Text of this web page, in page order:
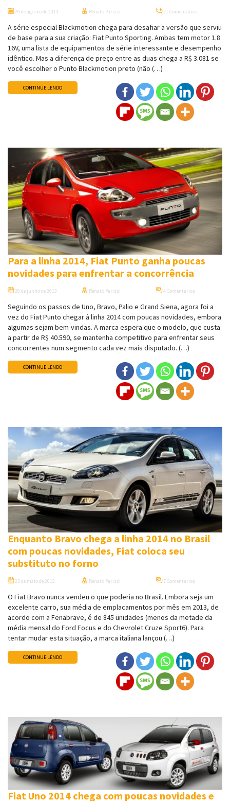
20 de agosto de 2013 Renato Parizzi 21 Comentários
A série especial Blackmotion chega para desafiar a versão que serviu
de base para a sua criação: Fiat Punto Sporting. Ambas tem motor 1.8
16V, uma lista de equipamentos de série interessante e desempenho
idêntico. Mas a diferença de preço entre as duas chega a R$ 3.081 se
você escolher o Punto Blackmotion preto (não (…)
CONTINUE LENDO
Para a linha 2014, Fiat Punto ganha poucas
novidades para enfrentar a concorrência
28 de junho de 2013 Renato Parizzi 4 Comentários
Seguindo os passos de Uno, Bravo, Palio e Grand Siena, agora foi a
vez do Fiat Punto chegar à linha 2014 com poucas novidades, embora
algumas sejam bem-vindas. A marca espera que o modelo, que custa
a partir de R$ 40.590, se mantenha competitivo para enfrentar seus
concorrentes num segmento cada vez mais disputado. (…)
CONTINUE LENDO
Enquanto Bravo chega a linha 2014 no Brasil
com poucas novidades, Fiat coloca seu
substituto no forno
25 de maio de 2013 Renato Parizzi 7 Comentários
O Fiat Bravo nunca vendeu o que poderia no Brasil. Embora seja um
excelente carro, sua média de emplacamentos por mês em 2013, de
acordo com a Fenabrave, é de 845 unidades (menos da metade da
média mensal do Ford Focus e do Chevrolet Cruze Sport6). Para
tentar mudar esta situação, a marca italiana lançou (…)
CONTINUE LENDO
Fiat Uno 2014 chega com poucas novidades e